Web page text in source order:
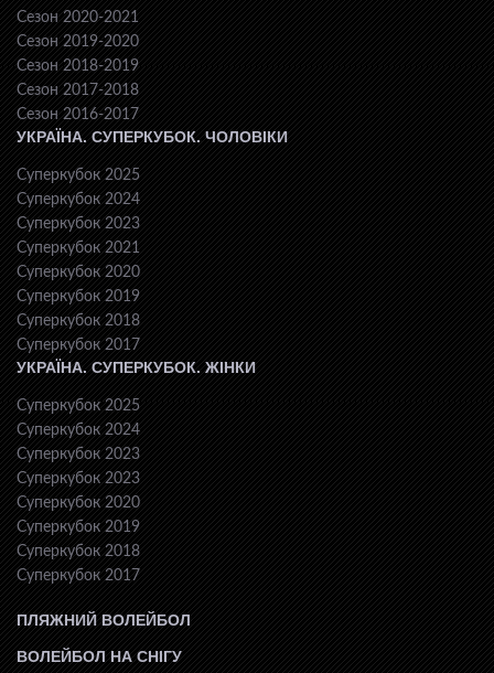
Сезон 2020-2021
Сезон 2019-2020
Сезон 2018-2019
Сезон 2017-2018
Сезон 2016-2017
УКРАЇНА. СУПЕРКУБОК. ЧОЛОВІКИ
Суперкубок 2025
Суперкубок 2024
Суперкубок 2023
Суперкубок 2021
Суперкубок 2020
Суперкубок 2019
Суперкубок 2018
Суперкубок 2017
УКРАЇНА. СУПЕРКУБОК. ЖІНКИ
Суперкубок 2025
Суперкубок 2024
Суперкубок 2023
Суперкубок 2023
Суперкубок 2020
Суперкубок 2019
Суперкубок 2018
Суперкубок 2017
ПЛЯЖНИЙ ВОЛЕЙБОЛ
ВОЛЕЙБОЛ НА СНІГУ